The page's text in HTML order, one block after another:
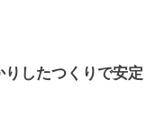
りしたつくりで安定